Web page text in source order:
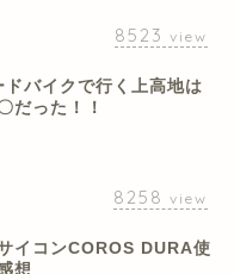
8523 view
バイクで行く上高地は
だった！！
8258 view
イコンCOROS DURA使
想